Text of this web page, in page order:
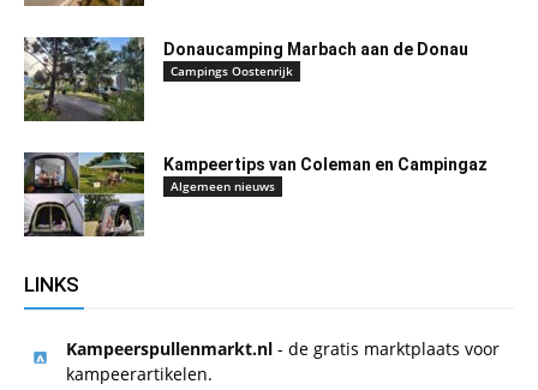
Donaucamping Marbach aan de Donau
Campings Oostenrijk
Kampeertips van Coleman en Campingaz
Algemeen nieuws
LINKS
Kampeerspullenmarkt.nl - de gratis marktplaats voor
kampeerartikelen.